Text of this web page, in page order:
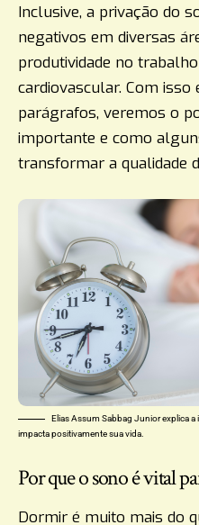
Inclusive, a privação do
negativos em diversas
produtividade no
cardiovascular. Com
parágrafos, veremos o
importante e como
transformar a qualidade
Elias Assum Sabbag Junior explica
impacta positivamente sua vida.
Por que o sono é vital
Dormir é muito mais do